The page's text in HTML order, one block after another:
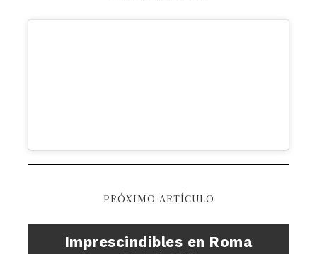
PRÓXIMO ARTÍCULO
Imprescindibles en Roma